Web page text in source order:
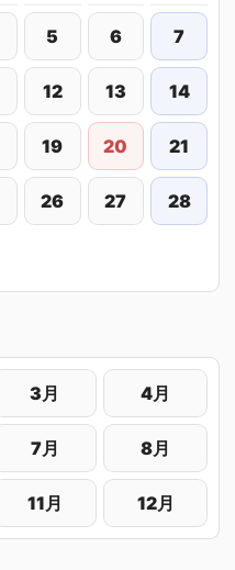
5 6 7
12 13 14
19 20 21
26 27 28
3月 4月
7月 8月
11月 12月